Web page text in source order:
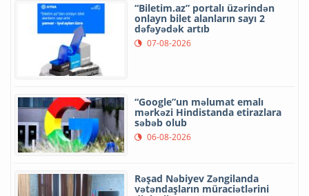
“Biletim.az” portalı üzərindən
onlayn bilet alanların sayı 2
dəfəyədək artıb
07-08-2026
“Google”un məlumat emalı
mərkəzi Hindistanda etirazlara
səbəb olub
06-08-2026
Rəşad Nəbiyev Zəngilanda
vətəndaşların müraciətlərini